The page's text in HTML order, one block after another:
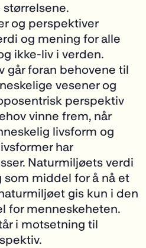
og perspektiver
og mening for alle
ikke-liv i verden.
går foran behovene til
vesener og
perspektiv
vinne frem, når
livsform og
har
Naturmiljøets verdi
som middel for å nå et
gis kun i den
for menneskeheten.
i motsetning til